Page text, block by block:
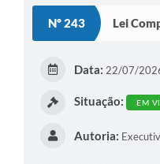
Nº 243 Lei
Data: 22/07/
Situação: EM
Autoria: